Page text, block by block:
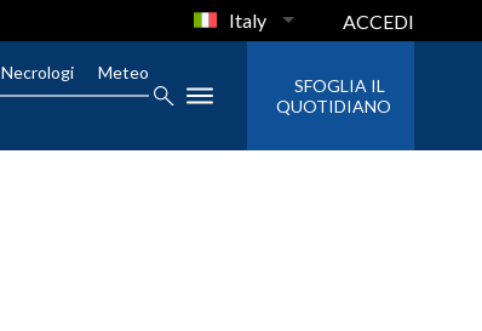
Italy ACCEDI
Necrologi Meteo
SFOGLIA IL
QUOTIDIANO